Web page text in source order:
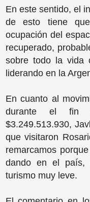
En este sentido, el
de esto tiene
ocupación del
recuperado,
sobre todo la vida
liderando en la
En cuanto al
durante el fin
$3.249.513.930,
que visitaron
remarcamos
dando en el país,
turismo muy leve.